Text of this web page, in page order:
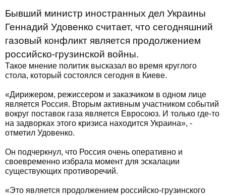
Бывший министр иностранных дел Украины
Геннадий Удовенко считает, что сегодняшний
газовый конфликт является продолжением
российско-грузинской войны.
Такое мнение политик высказал во время круглого
стола, который состоялся сегодня в Киеве.
«Дирижером, режиссером и заказчиком в одном лице
является Россия. Вторым активным участником событий
вокруг поставок газа является Евросоюз. И только где-то
на задворках этого кризиса находится Украина», -
отметил Удовенко.
Он подчеркнул, что Россия очень оперативно и
своевременно избрала момент для эскалации
существующих противоречий.
«Это является продолжением российско-грузинского